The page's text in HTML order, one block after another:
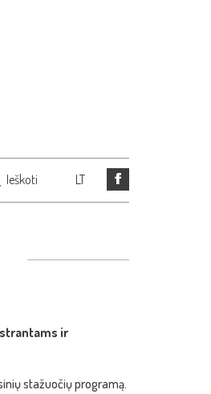
Ieškoti LT
ir
stažuočių programą.